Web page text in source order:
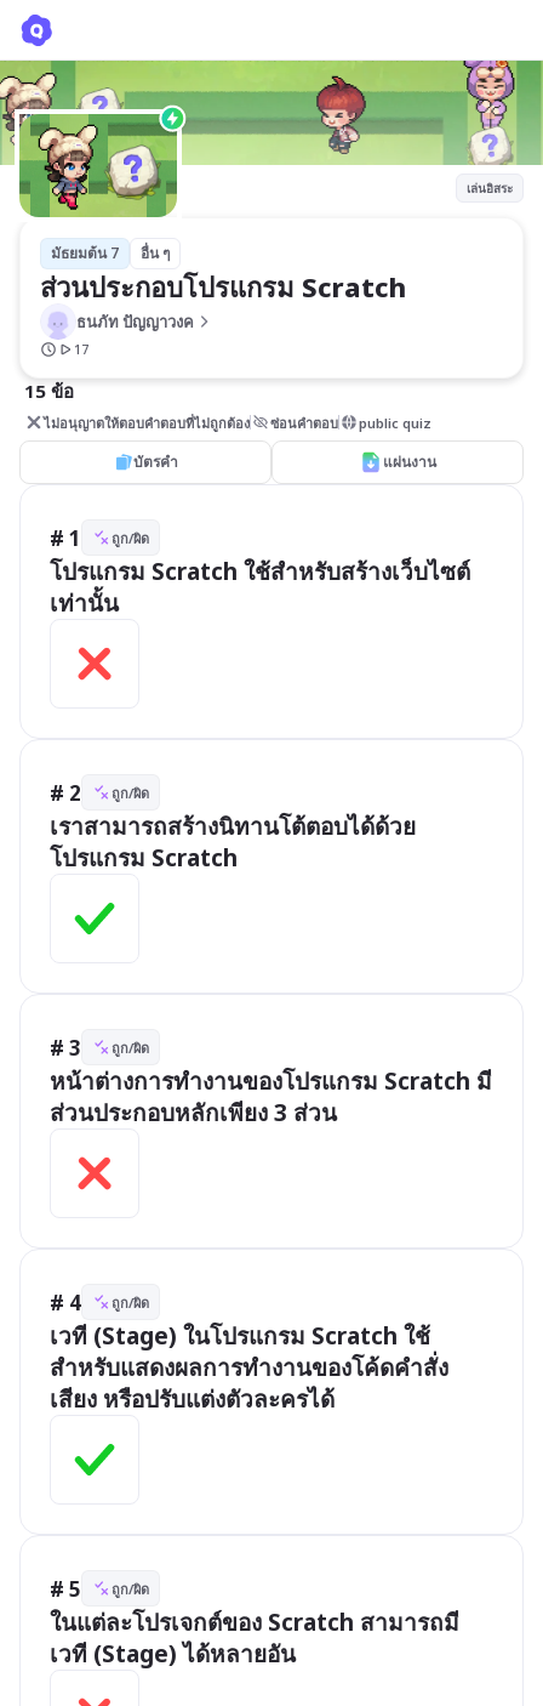
เล่นอิสระ
มัธยมต้น 7 อื่น ๆ
ส่วนประกอบโปรแกรม Scratch
ธนภัท ปัญญาวงค
17
15 ข้อ
ไม่อนุญาตให้ตอบคำตอบที่ไม่ถูกต้อง ซ่อนคำตอบ public quiz
บัตรคำ แผ่นงาน
# 1 ถูก/ผิด
โปรแกรม Scratch ใช้สำหรับสร้างเว็บไซต์
เท่านั้น
# 2 ถูก/ผิด
เราสามารถสร้างนิทานโต้ตอบได้ด้วย
โปรแกรม Scratch
# 3 ถูก/ผิด
หน้าต่างการทำงานของโปรแกรม Scratch มี
ส่วนประกอบหลักเพียง 3 ส่วน
# 4 ถูก/ผิด
เวที (Stage) ในโปรแกรม Scratch ใช้
สำหรับแสดงผลการทำงานของโค้ดคำสั่ง
เสียง หรือปรับแต่งตัวละครได้
# 5 ถูก/ผิด
ในแต่ละโปรเจกต์ของ Scratch สามารถมี
เวที (Stage) ได้หลายอัน